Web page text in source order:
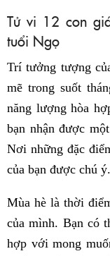
Tử vi 12 con
tuổi Ngọ
Trí tưởng tượng
mẽ trong suốt
năng lượng hòa
bạn nhận được
Nơi những đặc
của bạn được chú ý.
Mùa hè là thời
của mình. Bạn có
hợp với mong